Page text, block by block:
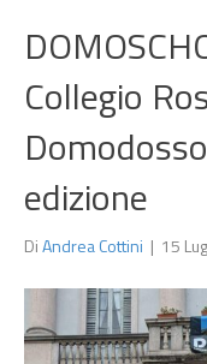
Collegio
edizione
DiAndrea Cottini | 15